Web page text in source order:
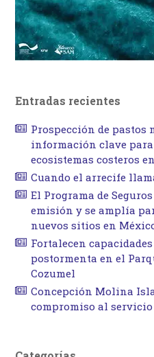
Entradas recientes
Prospección de pastos
información clave
ecosistemas costeros
Cuando el arrecife
El Programa de
emisión y se amplía
nuevos sitios en
Fortalecen
postormenta en el
Cozumel
Concepción Molina
compromiso al